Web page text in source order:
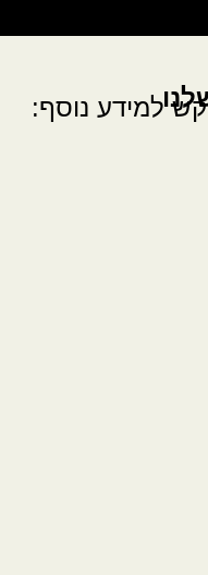
למידע נוסף: